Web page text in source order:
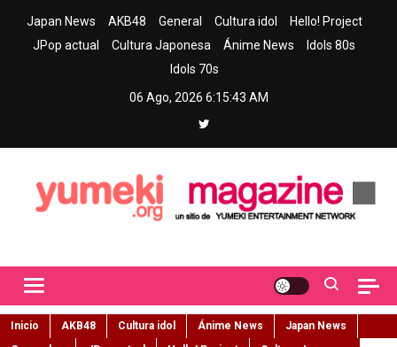
Japan News AKB48 General Cultura idol
Hello! Project
JPop actual
Cultura Japonesa Ánime News
Idols 80s
Idols 70s
06 Ago, 2026 6:15:44 AM
Inicio AKB48 Cultura idol Ánime News
Japan News